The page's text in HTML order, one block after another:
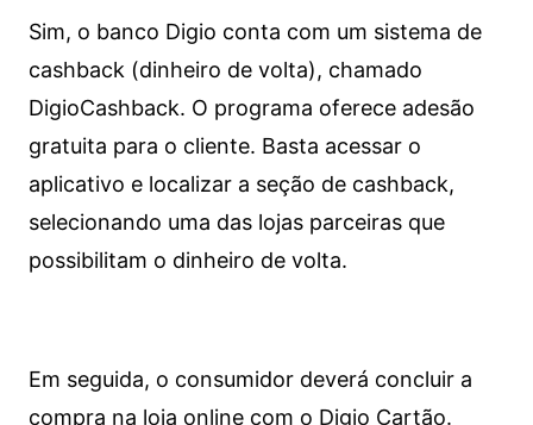
Sim, o banco Digio conta com um sistema de
cashback (dinheiro de volta), chamado
DigioCashback. O programa oferece adesão
gratuita para o cliente. Basta acessar o
aplicativo e localizar a seção de cashback,
selecionando uma das lojas parceiras que
possibilitam o dinheiro de volta.
Em seguida, o consumidor deverá concluir a
compra na loja online com o Digio Cartão.